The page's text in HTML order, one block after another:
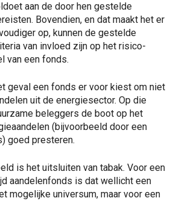
aan de door hen gestelde
Bovendien, en dat maakt het er
op, kunnen de gestelde
van invloed zijn op het risico-
van een fonds.
geval een fonds er voor kiest om niet
uit de energiesector. Op die
beleggers de boot op het
(bijvoorbeeld door een
goed presteren.
is het uitsluiten van tabak. Voor een
aandelenfonds is dat wellicht een
mogelijke universum, maar voor een